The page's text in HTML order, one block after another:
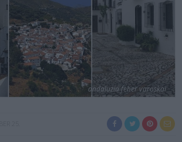
andaluzia feher varoskai